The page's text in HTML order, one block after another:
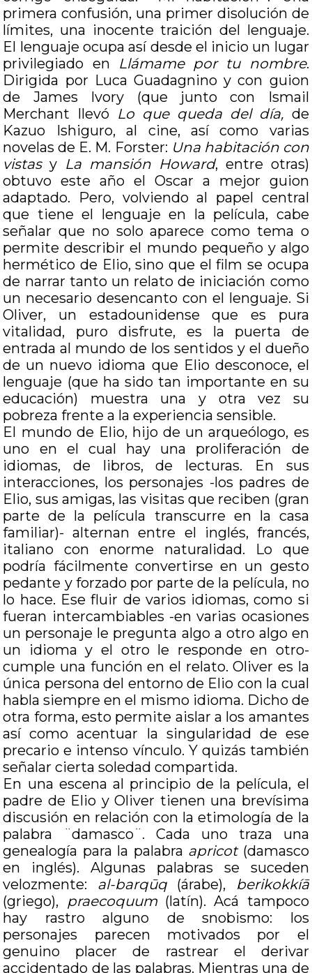
primera confusión, una primer disolución de
límites, una inocente traición del lenguaje.
El lenguaje ocupa así desde el inicio un lugar
privilegiado en Llámame por tu nombre.
Dirigida por Luca Guadagnino y con guion
de James Ivory (que junto con Ismail
Merchant llevó Lo que queda del día, de
Kazuo Ishiguro, al cine, así como varias
novelas de E. M. Forster: Una habitación con
vistasy La mansión Howard, entre otras)
obtuvo este año el Oscar a mejor guion
adaptado. Pero, volviendo al papel central
que tiene el lenguaje en la película, cabe
señalar que no solo aparece como tema o
permite describir el mundo pequeño y algo
hermético de Elio, sino que el film se ocupa
de narrar tanto un relato de iniciación como
un necesario desencanto con el lenguaje. Si
Oliver, un estadounidense que es pura
vitalidad, puro disfrute, es la puerta de
entrada al mundo de los sentidos y el dueño
de un nuevo idioma que Elio desconoce, el
lenguaje (que ha sido tan importante en su
educación) muestra una y otra vez su
pobreza frente a la experiencia sensible.
El mundo de Elio, hijo de un arqueólogo, es
uno en el cual hay una proliferación de
idiomas, de libros, de lecturas. En sus
interacciones, los personajes -los padres de
Elio, sus amigas, las visitas que reciben (gran
parte de la película transcurre en la casa
familiar)- alternan entre el inglés, francés,
italiano con enorme naturalidad. Lo que
podría fácilmente convertirse en un gesto
pedante y forzado por parte de la película, no
lo hace. Ese fluir de varios idiomas, como si
fueran intercambiables -en varias ocasiones
un personaje le pregunta algo a otro algo en
un idioma y el otro le responde en otro-
cumple una función en el relato. Oliver es la
única persona del entorno de Elio con la cual
habla siempre en el mismo idioma. Dicho de
otra forma, esto permite aislar a los amantes
así como acentuar la singularidad de ese
precario e intenso vínculo. Y quizás también
señalar cierta soledad compartida.
En una escena al principio de la película, el
padre de Elio y Oliver tienen una brevísima
discusión en relación con la etimología de la
palabra ¨damasco¨. Cada uno traza una
genealogía para la palabra apricot(damasco
en inglés). Algunas palabras se suceden
velozmente: al-barqūq(árabe),
berikokkíā
(griego), praecoquum(latín). Acá tampoco
hay rastro alguno de snobismo: los
personajes parecen motivados por el
genuino placer de rastrear el derivar
accidentado de las palabras. Mientras una de